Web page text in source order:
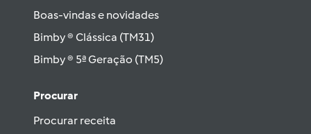
Boas-vindas e novidades
Bimby ® Clássica (TM31)
Bimby ® 5ª Geração (TM5)
Procurar
Procurar receita